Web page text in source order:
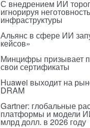
С внедрением ИИ
игнорируя неготовность
инфраструктуры
Альянс в сфере ИИ
кейсов»
Минцифры призывает
свои сертификаты
Huawei выходит на
DRAM
Gartner: глобальные
платформы и модели
млрд долл. в 2026 году